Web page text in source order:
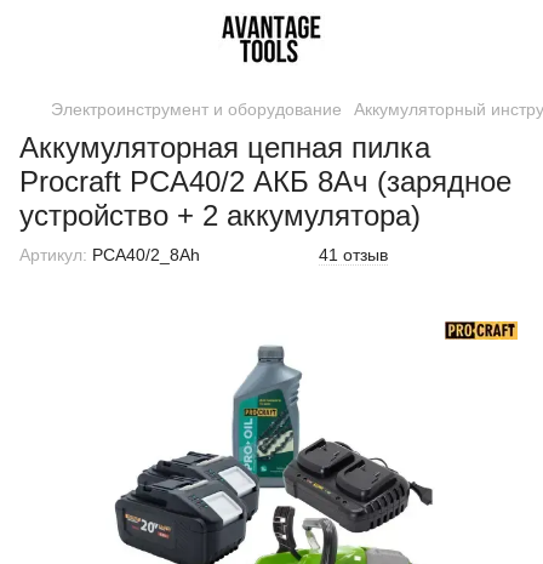
Электроинструмент и оборудование Аккумуляторный
Аккумуляторная цепная пилка
Procraft PCA40/2 АКБ 8Ач (зарядное
устройство + 2 аккумулятора)
Артикул: PCA40/2_8Ah 41 отзыв